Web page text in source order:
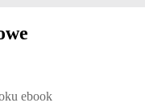
Patrycja Kubiesa -
ebook